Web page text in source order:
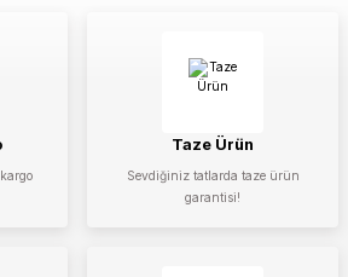
Taze Ürün
Sevdiğiniz tatlarda taze ürün
garantisi!